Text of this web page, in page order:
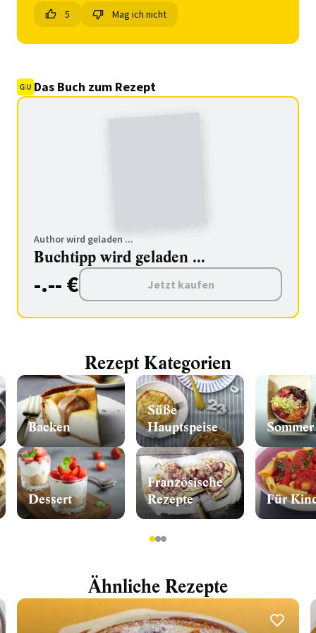
5 Mag ich nicht
Das Buch zum Rezept
Author wird geladen ...
Buchtipp wird geladen ...
-.-- € Jetzt kaufen
Rezept Kategorien
Backen
Dessert
Süße
Hauptspeise
Französische
Rezepte
Sommer
Für
123
Ähnliche Rezepte